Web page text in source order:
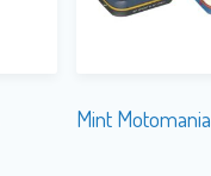
Mint Motomania